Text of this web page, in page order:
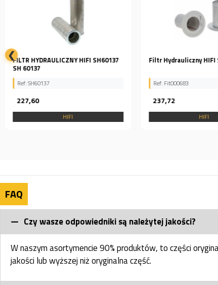
FILTR HYDRAULICZNY HIFI SH60137
SH 60137
Ref: SH60137
227,60
HIFI
Filtr Hydrauliczny HIFI
Ref: Fit000683
237,72
HIFI
❮
FAQ
Czy wasze odpowiedniki są należytej jakości?
W naszym asortymencie 90% produktów, to części
jakości lub wyższej niż oryginalna część.